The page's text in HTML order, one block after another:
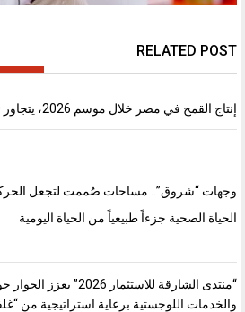
RELATED POST
إنتاج القمح في مصر خلال موسم 2026، يتجاوز 10 ملايين طن
وجهات “شروق”.. مساحات صُممت لتجعل
الحياة الصحية جزءاً طبيعياً من الحياة اليومية
“منتدى الشارقة
والخدمات اللوجستية برعاية استراتيجية من